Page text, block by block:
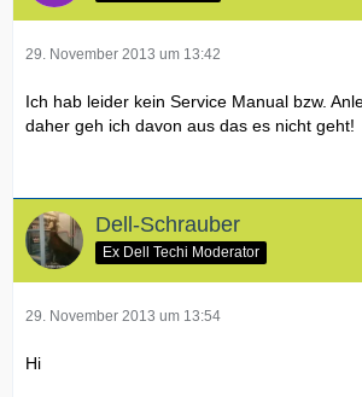
29. November 2013 um 13:42
Ich hab leider kein Service Manual bzw.
daher geh ich davon aus das es nicht geht!
Dell-Schrauber
Ex Dell Techi Moderator
29. November 2013 um 13:54
Hi